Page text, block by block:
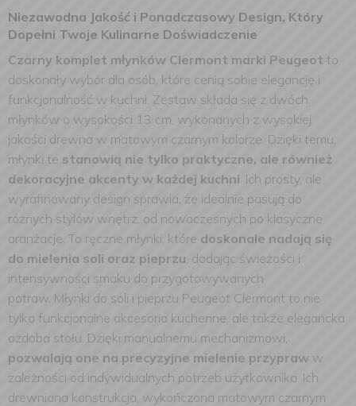
Niezawodna Jakość i Ponadczasowy Design, Który
Dopełni Twoje Kulinarne Doświadczenie
Czarny komplet młynków Clermont marki Peugeot to
doskonały wybór dla osób, które cenią sobie elegancję i
funkcjonalność w kuchni. Zestaw składa się z dwóch
młynków o wysokości 13 cm, wykonanych z wysokiej
jakości drewna w matowym czarnym kolorze. Dzięki temu,
młynki te stanowią nie tylko praktyczne, ale również
dekoracyjne akcenty w każdej kuchni. Ich prosty, ale
wyrafinowany design sprawia, że idealnie pasują do
różnych stylów wnętrz, od nowoczesnych po klasyczne
aranżacje. To ręczne młynki, które doskonale nadają się
do mielenia soli oraz pieprzu, dodając świeżości i
intensywności smaku do przygotowywanych
potraw. Młynki do soli i pieprzu Peugeot Clermont to nie
tylko funkcjonalne akcesoria kuchenne, ale także elegancka
ozdoba stołu. Dzięki manualnemu mechanizmowi,
pozwalają one na precyzyjne mielenie przypraw w
zależności od indywidualnych potrzeb użytkownika. Ich
drewniana konstrukcja, wykończona matowym czarnym